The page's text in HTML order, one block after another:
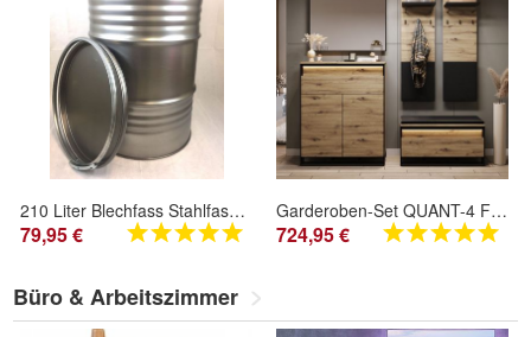
210 Liter Blechfass Stahlfass Fass Feuer Tonne Ölfass Metallfass Deckelfass Roh
79,95 €
Garderoben-Set QUANT-4 Flurgarderobe Schuhschrank Paneel Spiegel Loft 5-teilig
724,95 €
Büro & Arbeitszimmer